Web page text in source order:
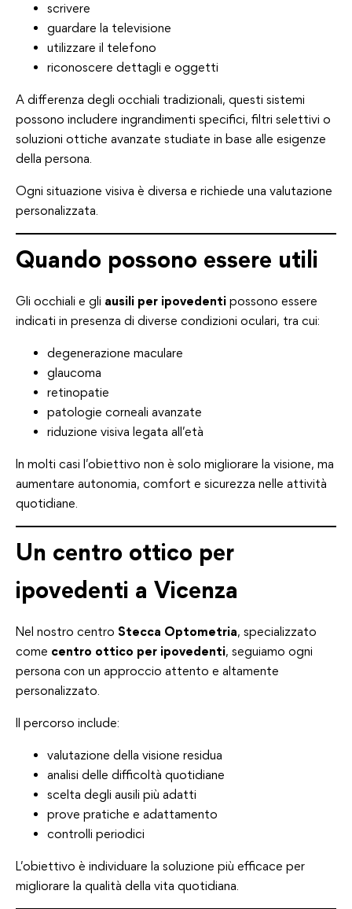
scrivere
guardare la televisione
utilizzare il telefono
riconoscere dettagli e oggetti
A differenza degli occhiali tradizionali, questi sistemi
possono includere ingrandimenti specifici, filtri selettivi o
soluzioni ottiche avanzate studiate in base alle esigenze
della persona.
Ogni situazione visiva è diversa e richiede una valutazione
personalizzata.
Quando possono essere utili
Gli occhiali e gli ausili per ipovedenti possono essere
indicati in presenza di diverse condizioni oculari, tra cui:
degenerazione maculare
glaucoma
retinopatie
patologie corneali avanzate
riduzione visiva legata all’età
In molti casi l’obiettivo non è solo migliorare la visione, ma
aumentare autonomia, comfort e sicurezza nelle attività
quotidiane.
Un centro ottico per
ipovedenti a Vicenza
Nel nostro centro Stecca Optometria, specializzato
come centro ottico per ipovedenti, seguiamo ogni
persona con un approccio attento e altamente
personalizzato.
Il percorso include:
valutazione della visione residua
analisi delle difficoltà quotidiane
scelta degli ausili più adatti
prove pratiche e adattamento
controlli periodici
L’obiettivo è individuare la soluzione più efficace per
migliorare la qualità della vita quotidiana.